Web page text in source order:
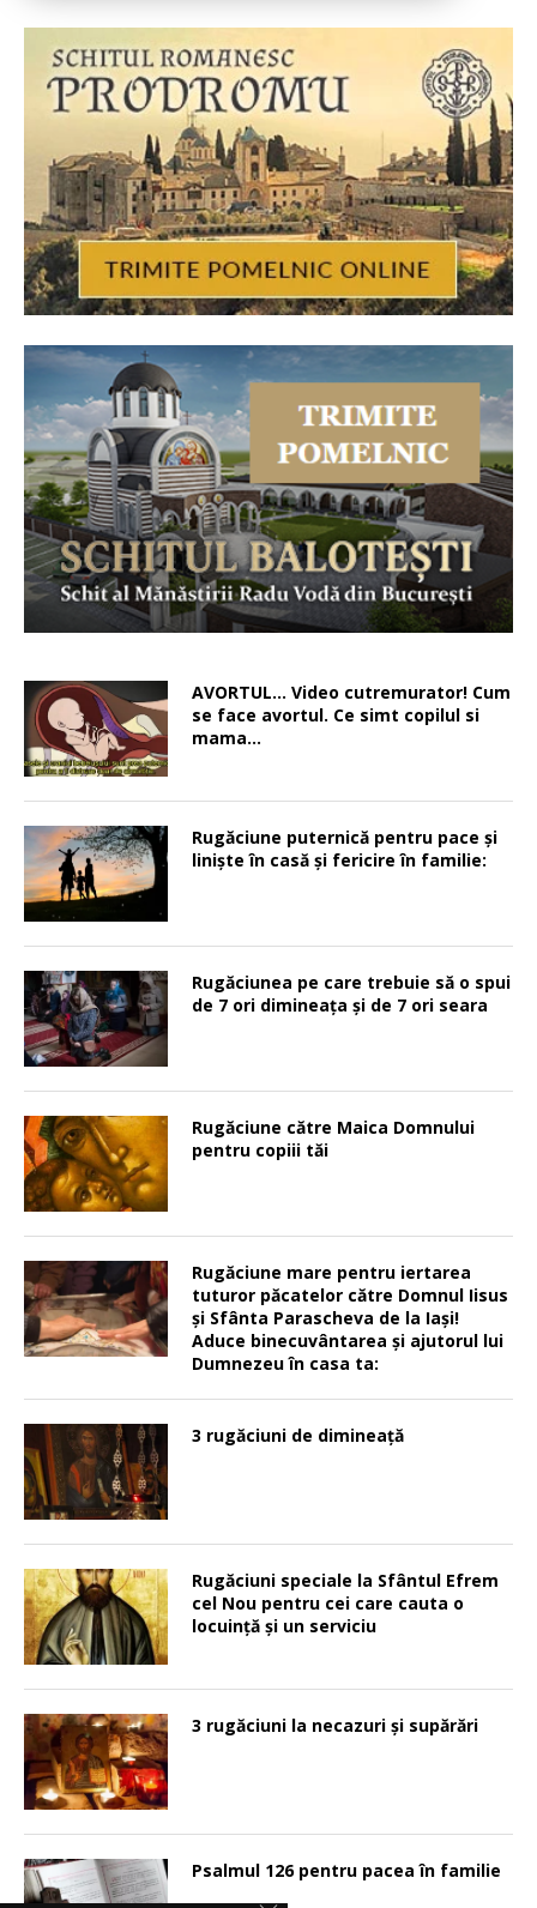
AVORTUL… Video cutremurator! Cum
se face avortul. Ce simt copilul si
mama…
Rugăciune puternică pentru pace şi
linişte în casă şi fericire în familie:
Rugăciunea pe care trebuie să o spui
de 7 ori dimineața și de 7 ori seara
Rugăciune către Maica Domnului
pentru copiii tăi
Rugăciune mare pentru iertarea
tuturor păcatelor către Domnul Iisus
şi Sfânta Parascheva de la Iaşi!
Aduce binecuvântarea şi ajutorul lui
Dumnezeu în casa ta:
3 rugăciuni de dimineață
Rugăciuni speciale la Sfântul Efrem
cel Nou pentru cei care cauta o
locuinţă şi un serviciu
3 rugăciuni la necazuri și supărări
Psalmul 126 pentru pacea în familie